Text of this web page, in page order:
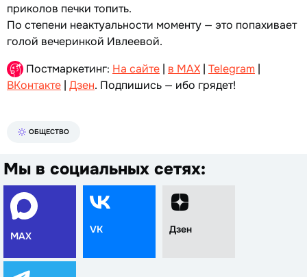
приколов печки топить.
По степени неактуальности моменту — это попахивает
голой вечеринкой Ивлеевой.
Постмаркетинг: На сайте | в MAX | Telegram |
ВКонтакте | Дзен. Подпишись — ибо грядет!
ОБЩЕСТВО
Мы в социальных сетях:
MAX
VK Дзен